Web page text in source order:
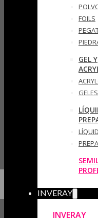
FOILS
GEL Y
GELES
INVERAY
INVERAY